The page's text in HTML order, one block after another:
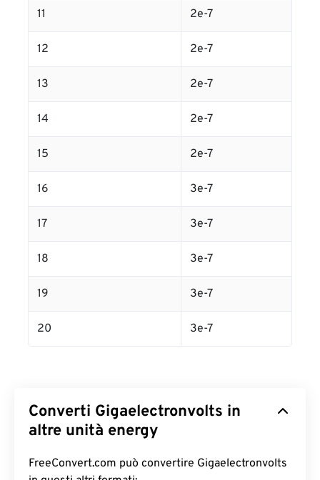
11 2e-7
12 2e-7
13 2e-7
14 2e-7
15 2e-7
16 3e-7
17 3e-7
18 3e-7
19 3e-7
20 3e-7
Converti Gigaelectronvolts in
altre unità energy
FreeConvert.com può convertire Gigaelectronvolts